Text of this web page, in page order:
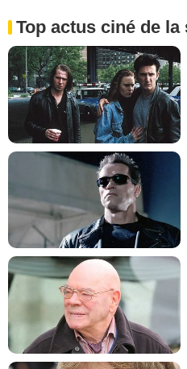
Top actus ciné de la